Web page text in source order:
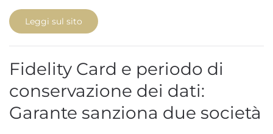
Leggi sul sito
Fidelity Card e periodo di
conservazione dei dati:
Garante sanziona due società